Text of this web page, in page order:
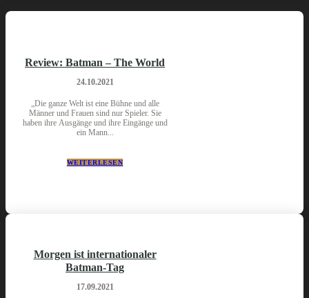
Review: Batman – The World
24.10.2021
„Die ganze Welt ist eine Bühne und alle
Männer und Frauen sind nur Spieler. Sie
haben ihre Ausgänge und ihre Eingänge und
ein Mann...
WEITERLESEN
Morgen ist internationaler
Batman-Tag
17.09.2021